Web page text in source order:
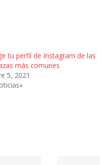
tu perfil de Instagram de las
más comunes
5, 2021